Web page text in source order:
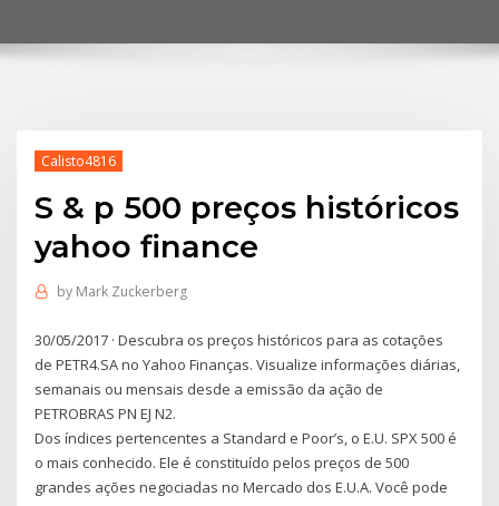
Calisto4816
S & p 500 preços históricos
yahoo finance
by Mark Zuckerberg
30/05/2017 · Descubra os preços históricos para as cotações
de PETR4.SA no Yahoo Finanças. Visualize informações diárias,
semanais ou mensais desde a emissão da ação de
PETROBRAS PN EJ N2.
Dos índices pertencentes a Standard e Poor’s, o E.U. SPX 500 é
o mais conhecido. Ele é constituído pelos preços de 500
grandes ações negociadas no Mercado dos E.U.A. Você pode